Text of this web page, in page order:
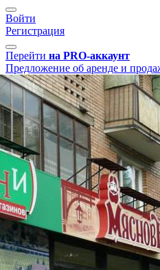
Войти
Регистрация
Перейти на PRO-аккаунт
Предложение об аренде и